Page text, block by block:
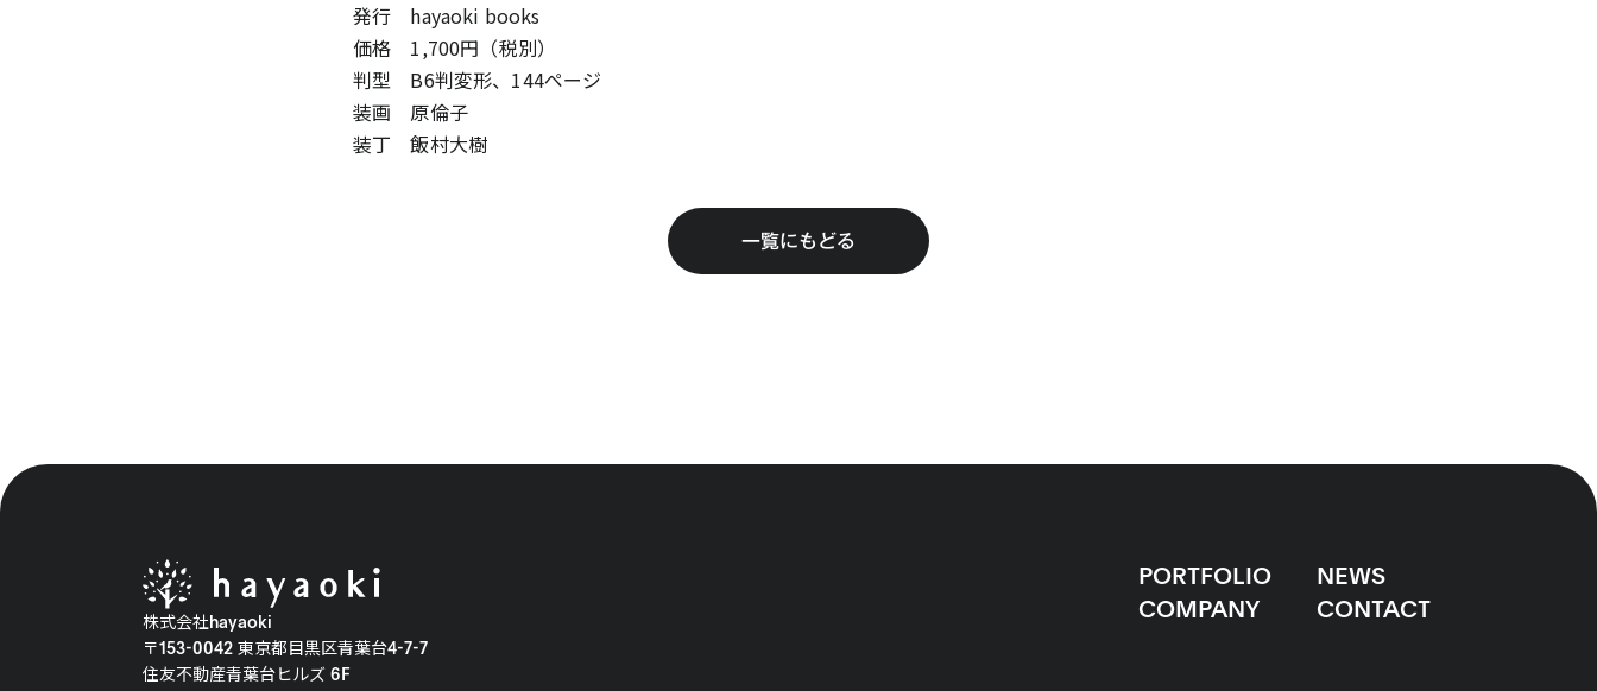
発行 hayaoki books
価格 1,700円（税別）
判型 B6判変形、144ページ
装画 原倫子
装丁 飯村大樹
一覧にもどる
株式会社hayaoki
〒153-0042 東京都目黒区青葉台4-7-7
住友不動産青葉台ヒルズ 6F
PORTFOLIO
NEWS
COMPANY
CONTACT